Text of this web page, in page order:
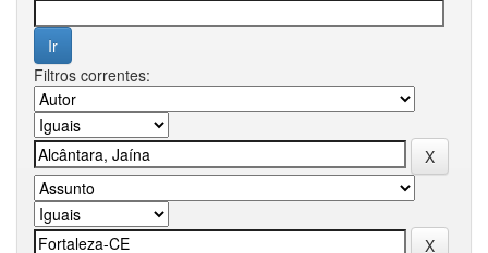
Filtros correntes: